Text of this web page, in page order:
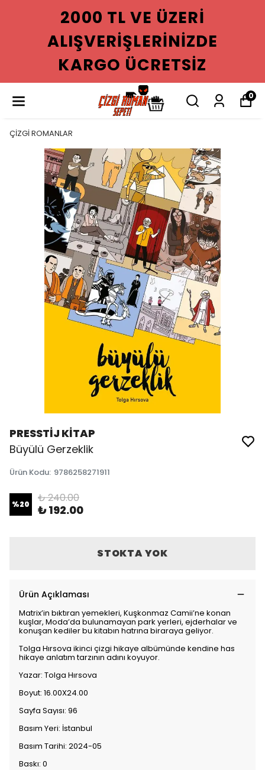
2000 TL VE ÜZERI
ALIŞVERIŞLERINIZDE
KARGO ÜCRETSIZ
0
ÇİZGİ ROMANLAR
PRESSTİJ KİTAP
Büyülü Gerzeklik
Ürün Kodu: 9786258271911
%20 ₺ 240.00
₺ 192.00
STOKTA YOK
Ürün Açıklaması
Matrix’in bıktıran yemekleri, Kuşkonmaz Camii’ne konan
kuşlar, Moda’da bulunamayan park yerleri, ejderhalar ve
konuşan kediler bu kitabın hatrına biraraya geliyor.
Tolga Hırsova ikinci çizgi hikaye albümünde kendine has
hikaye anlatım tarzının adını koyuyor.
Yazar: Tolga Hırsova
Boyut: 16.00X24.00
Sayfa Sayısı: 96
Basım Yeri: İstanbul
Basım Tarihi: 2024-05
Baskı: 0